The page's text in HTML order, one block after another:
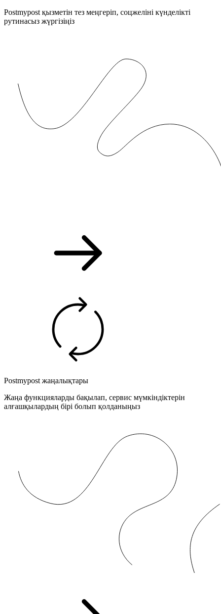
Postmypost қызметін тез меңгеріп, соцжеліні күнделікті
рутинасыз жүргізіңіз
Postmypost жаңалықтары
Жаңа функцияларды бақылап, сервис мүмкіндіктерін
алғашқылардың бірі болып қолданыңыз